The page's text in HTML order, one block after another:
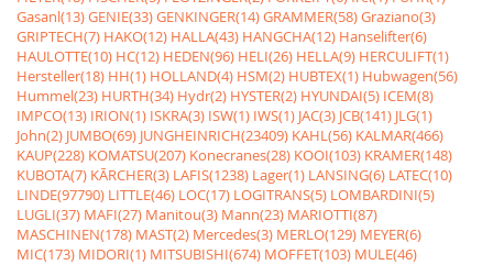
Gasanl(13)GENIE(33)GENKINGER(14)GRAMMER(58)Graziano(3)
GRIPTECH(7) HAKO(12) HALLA(43) HANGCHA(12) Hanselifter(6)
HAULOTTE(10) HC(12) HEDEN(96) HELI(26) HELLA(9) HERCULIFT(1)
Hersteller(18) HH(1) HOLLAND(4) HSM(2) HUBTEX(1) Hubwagen(56)
Hummel(23) HURTH(34) Hydr(2) HYSTER(2) HYUNDAI(5) ICEM(8)
IMPCO(13) IRION(1) ISKRA(3) ISW(1) IWS(1) JAC(3) JCB(141) JLG(1)
John(2) JUMBO(69) JUNGHEINRICH(23409) KAHL(56) KALMAR(466)
KAUP(228) KOMATSU(207) Konecranes(28) KOOI(103) KRAMER(148)
KUBOTA(7) KÃRCHER(3) LAFIS(1238) Lager(1) LANSING(6) LATEC(10)
LINDE(97790) LITTLE(46) LOC(17) LOGITRANS(5) LOMBARDINI(5)
LUGLI(37) MAFI(27) Manitou(3) Mann(23) MARIOTTI(87)
MASCHINEN(178) MAST(2) Mercedes(3) MERLO(129) MEYER(6)
MIC(173) MIDORI(1) MITSUBISHI(674) MOFFET(103) MULE(46)